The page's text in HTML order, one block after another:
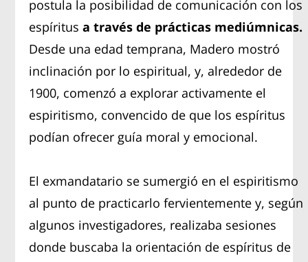
postula la posibilidad de comunicación con los
espíritusa través de prácticas mediúmnicas.
Desde una edad temprana, Madero mostró
inclinación por lo espiritual, y, alrededor de
1900, comenzó a explorar activamente el
espiritismo, convencido de que los espíritus
podían ofrecer guía moral y emocional.
El exmandatario se sumergió en el espiritismo
al punto de practicarlo fervientemente y, según
algunos investigadores, realizaba sesiones
donde buscaba la orientación de espíritus de